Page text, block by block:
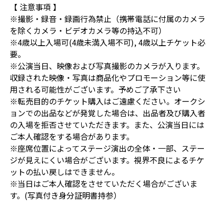
【 注意事項 】
※撮影・録音・録画行為禁止（携帯電話に付属のカメラ
を除くカメラ・ビデオカメラ等の持込不可）
※4歳以上入場可(4歳未満入場不可), 4歳以上チケット必
要。
※公演当日、映像および写真撮影のカメラが入ります。
収録された映像・写真は商品化やプロモーション等に使
用される可能性がございます。予めご了承下さい
※転売目的のチケット購入はご遠慮ください。オークシ
ョンでの出品などが発覚した場合は、出品者及び購入者
の入場を拒否させていただきます。また、公演当日には
ご本人確認をする場合があります。
※座席位置によってステージ演出の全体・一部、ステー
ジが見えにくい場合がございます。視界不良によるチケ
ットの払い戻しはできません。
※当日はご本人確認をさせていただく場合がございま
す。(写真付き身分証明書持参）